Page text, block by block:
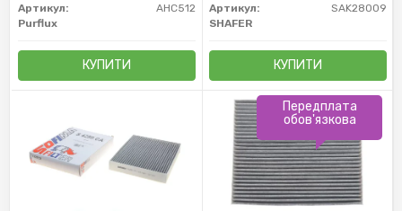
Артикул:
AHC512
Purflux
КУПИТИ
Артикул:
SAK28009
SHAFER
КУПИТИ
Передплата
обов'язкова